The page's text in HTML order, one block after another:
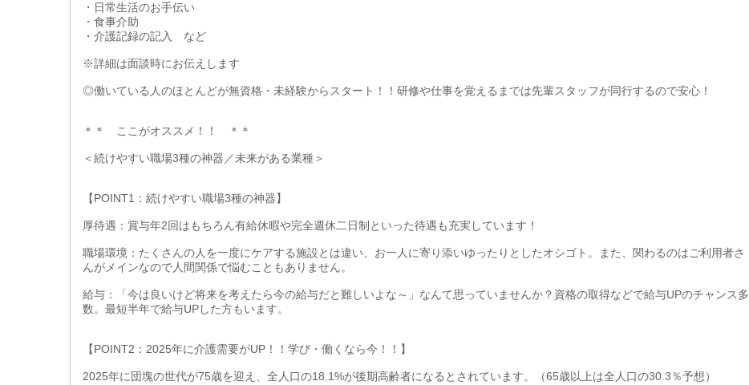
・日常生活のお手伝い
・食事介助
・介護記録の記入 など
※詳細は面談時にお伝えします
◎働いている人のほとんどが無資格・未経験からスタート！！研修や仕事を覚えるまでは先輩スタッフが同行するので安心！
＊＊ ここがオススメ！！ ＊＊
＜続けやすい職場3種の神器／未来がある業種＞
【POINT1：続けやすい職場3種の神器】
厚待遇：賞与年2回はもちろん有給休暇や完全週休二日制といった待遇も充実しています！
職場環境：たくさんの人を一度にケアする施設とは違い、お一人に寄り添いゆったりとしたオシゴト。また、関わるのはご利用者さ
んがメインなので人間関係で悩むこともありません。
給与：「今は良いけど将来を考えたら今の給与だと難しいよな～」なんて思っていませんか？資格の取得などで給与UPのチャンス多
数。最短半年で給与UPした方もいます。
【POINT2：2025年に介護需要がUP！！学び・働くなら今！！】
2025年に団塊の世代が75歳を迎え、全人口の18.1%が後期高齢者になるとされています。（65歳以上は全人口の30.3％予想）